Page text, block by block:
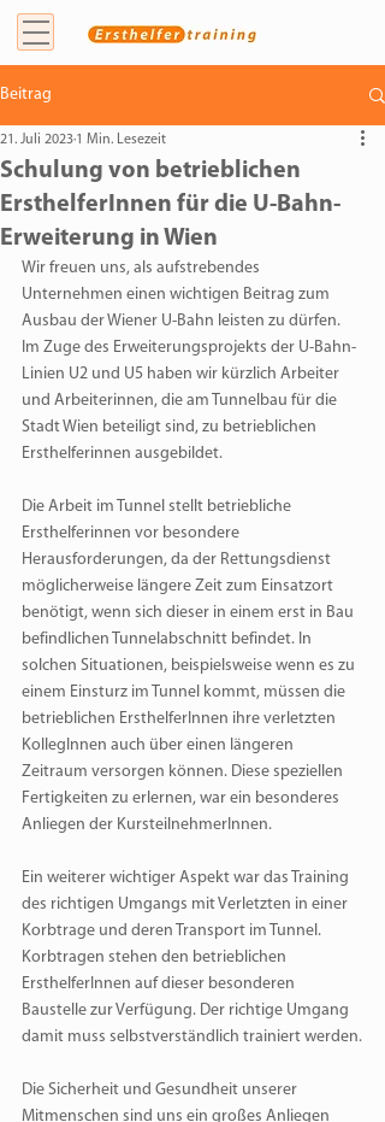
Beitrag
Schulung von betrieblichen
ErsthelferInnen für die U-Bahn-
Erweiterung in Wien
21. Juli 2023 1 Min. Lesezeit
Wir freuen uns, als aufstrebendes
Unternehmen einen wichtigen Beitrag zum
Ausbau der Wiener U-Bahn leisten zu dürfen.
Im Zuge des Erweiterungsprojekts der U-Bahn-
Linien U2 und U5 haben wir kürzlich Arbeiter
und Arbeiterinnen, die am Tunnelbau für die
Stadt Wien beteiligt sind, zu betrieblichen
Ersthelferinnen ausgebildet.
Die Arbeit im Tunnel stellt betriebliche
Ersthelferinnen vor besondere
Herausforderungen, da der Rettungsdienst
möglicherweise längere Zeit zum Einsatzort
benötigt, wenn sich dieser in einem erst in Bau
befindlichen Tunnelabschnitt befindet. In
solchen Situationen, beispielsweise wenn es zu
einem Einsturz im Tunnel kommt, müssen die
betrieblichen ErsthelferInnen ihre verletzten
KollegInnen auch über einen längeren
Zeitraum versorgen können. Diese speziellen
Fertigkeiten zu erlernen, war ein besonderes
Anliegen der KursteilnehmerInnen.
Ein weiterer wichtiger Aspekt war das Training
des richtigen Umgangs mit Verletzten in einer
Korbtrage und deren Transport im Tunnel.
Korbtragen stehen den betrieblichen
ErsthelferInnen auf dieser besonderen
Baustelle zur Verfügung. Der richtige Umgang
damit muss selbstverständlich trainiert werden.
Die Sicherheit und Gesundheit unserer
Mitmenschen sind uns ein großes Anliegen